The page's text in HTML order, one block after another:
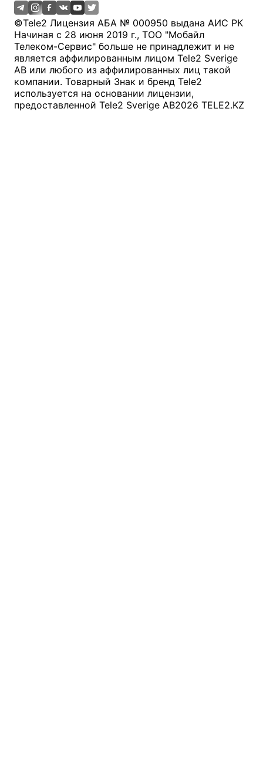
©Tele2 Лицензия АБА № 000950 выдана АИС РК
Начиная с 28 июня 2019 г., ТОО "Мобайл
Телеком-Сервис" больше не принадлежит и не
является аффилированным лицом Tele2 Sverige
AB или любого из аффилированных лиц такой
компании. Товарный Знак и бренд Tele2
используется на основании лицензии,
предоставленной Tele2 Sverige AB2026 TELE2.KZ